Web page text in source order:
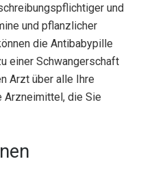
und
und pflanzlicher
die Antibabypille
einer Schwangerschaft
Arzt über alle Ihre
die Sie